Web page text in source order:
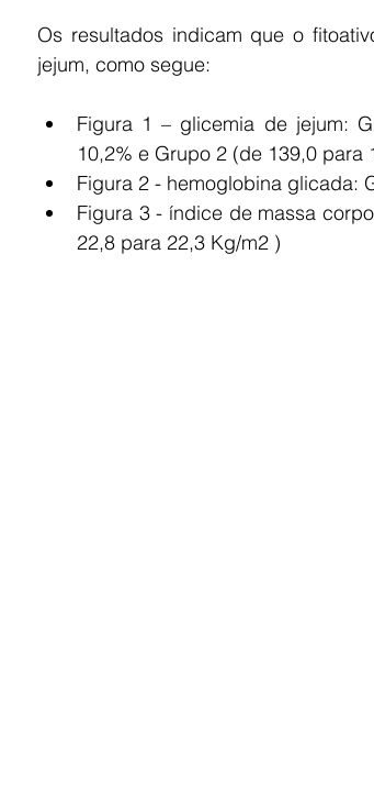
Os resultados indicam que o
jejum, como segue:
Figura 1 – glicemia de jejum:
10,2% e Grupo 2 (de 139,0
Figura 2 - hemoglobina glicada:
Figura 3 - índice de massa
22,8 para 22,3 Kg/m2 )